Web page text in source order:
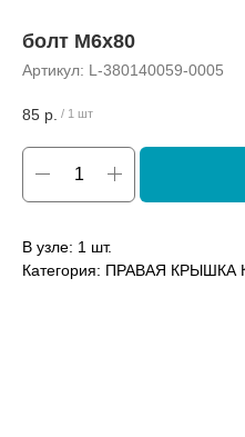
болт M6x80
Артикул: L-380140059-0005
85 р. / 1 шт
В узле: 1 шт.
Категория: ПРАВАЯ КРЫШКА